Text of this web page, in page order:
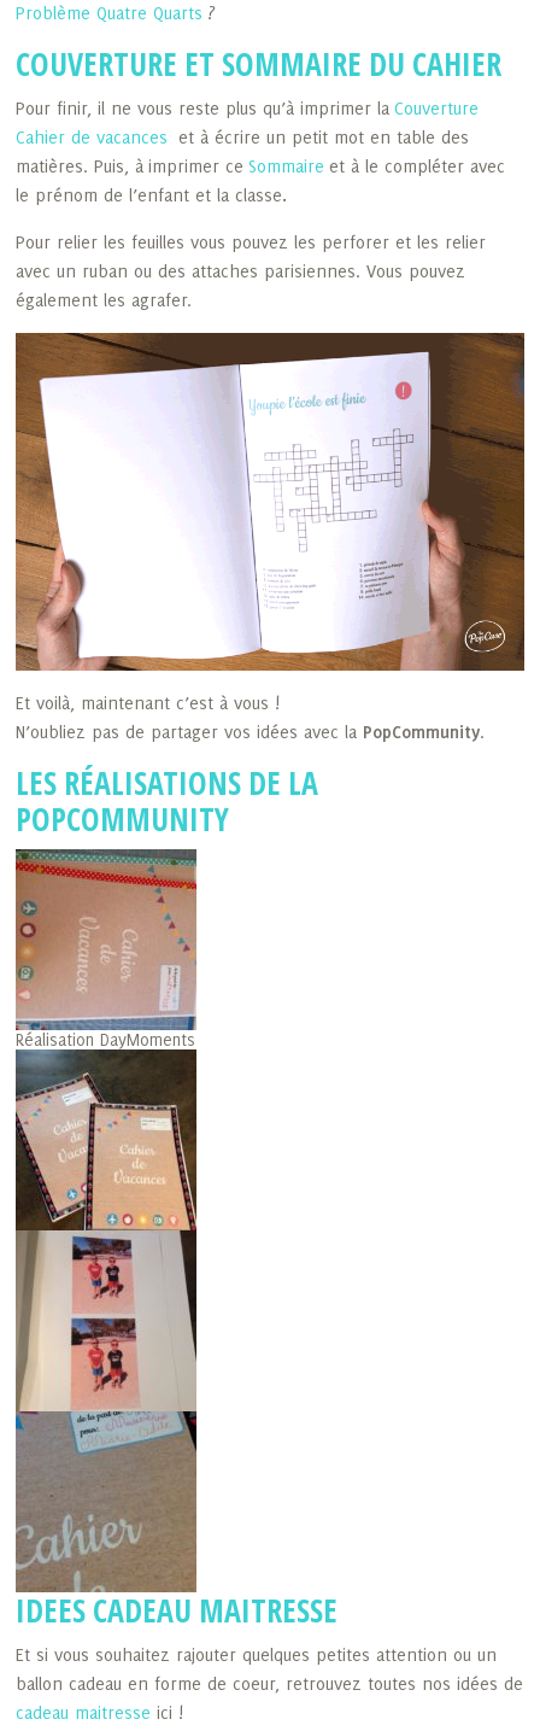
Problème Quatre Quarts ?
COUVERTURE ET SOMMAIRE DU CAHIER
Pour finir, il ne vous reste plus qu’à imprimer laCouverture
Cahier de vacances et à écrire un petit mot en table des
matières. Puis, à imprimer ceSommaire et à le compléter avec
le prénom de l’enfant et la classe.
Pour relier les feuilles vous pouvez les perforer et les relier
avec un ruban ou des attaches parisiennes. Vous pouvez
également les agrafer.
Et voilà, maintenant c’est à vous !
N’oubliez pas de partager vos idées avec la PopCommunity.
LES RÉALISATIONS DE LA
POPCOMMUNITY
Réalisation DayMoments
IDEES CADEAU MAITRESSE
Et si vous souhaitez rajouter quelques petites attention ou un
ballon cadeau en forme de coeur, retrouvez toutes nos idées de
cadeau maitresse ici !